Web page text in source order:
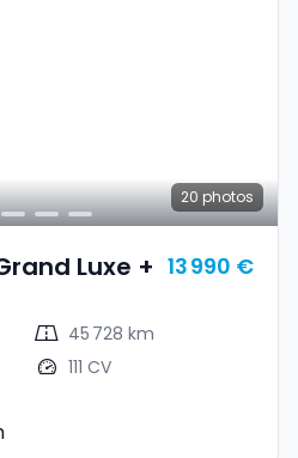
20 photos
Luxe + 13 990 €
45 728 km
111 CV